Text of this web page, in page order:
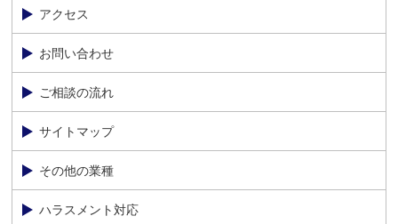
アクセス
お問い合わせ
ご相談の流れ
サイトマップ
その他の業種
ハラスメント対応